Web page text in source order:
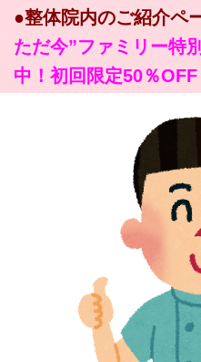
●整体院内のご紹介ペ
ただ今”ファミリー特
中！初回限定50％OFF